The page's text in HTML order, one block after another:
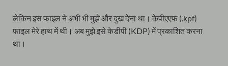
लेकिन इस फाइल ने अभी भी मुझे और दुख देना था। केपीएएफ (.kpf)
फाइल मेरे हाथ में थी। अब मुझे इसे केडीपी (KDP) में प्रकाशित करना
था।